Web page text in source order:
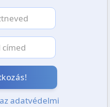
adatvédelmi